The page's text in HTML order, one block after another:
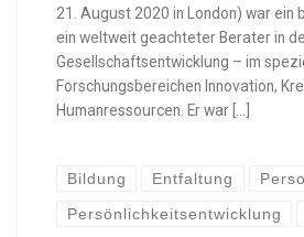
21. August 2020 in London) war ein
ein weltweit geachteter Berater in
Gesellschaftsentwicklung – im
Forschungsbereichen Innovation,
Humanressourcen. Er war […]
Bildung Entfaltung
Persönlichkeitsentwicklung